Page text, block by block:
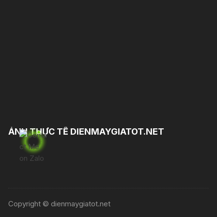
ẢNH THỰC TẾ DIENMAYGIATOT.NET
Copyright © dienmaygiatot.net